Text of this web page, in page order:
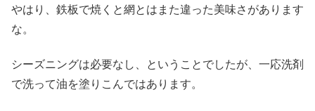
やはり、鉄板で焼くと網とはまた違った美味さがあります
な。
シーズニングは必要なし、ということでしたが、一応洗剤
で洗って油を塗りこんではあります。